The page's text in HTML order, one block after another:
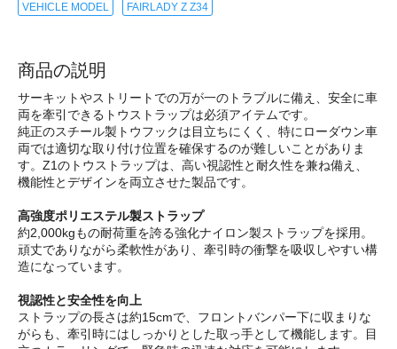
VEHICLE MODEL FAIRLADY Z Z34
商品の説明
サーキットやストリートでの万が一のトラブルに備え、安全に車
両を牽引できるトウストラップは必須アイテムです。
純正のスチール製トウフックは目立ちにくく、特にローダウン車
両では適切な取り付け位置を確保するのが難しいことがありま
す。Z1のトウストラップは、高い視認性と耐久性を兼ね備え、
機能性とデザインを両立させた製品です。
高強度ポリエステル製ストラップ
約2,000kgもの耐荷重を誇る強化ナイロン製ストラップを採用。
頑丈でありながら柔軟性があり、牽引時の衝撃を吸収しやすい構
造になっています。
視認性と安全性を向上
ストラップの長さは約15cmで、フロントバンパー下に収まりな
がらも、牽引時にはしっかりとした取っ手として機能します。目